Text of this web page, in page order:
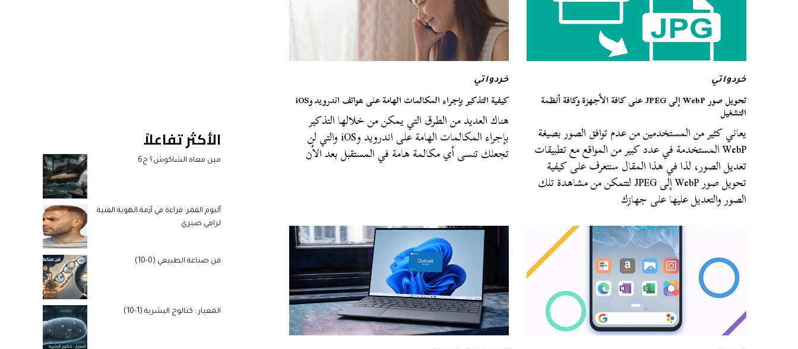
خردواتي
تحويل صور WebP إلى JPEG على كافة الأجهزة وكافة أنظمة
التشغيل
يعاني كثير من المستخدمين من عدم توافق الصور بصيغة
WebP المستخدمة في عدد كبير من المواقع مع تطبيقات
تعديل الصور، لذا في هذا المقال سنتعرف على كيفية
تحويل صور WebP إلى JPEG لتتمكن من مشاهدة تلك
الصور والتعديل عليها على جهازك
خردواتي
كيفية التذكير بإجراء المكالمات الهامة على هواتف اندرويد وiOS
هناك العديد من الطرق التي يمكن من خلالها التذكير
بإجراء المكالمات الهامة على اندرويد وiOS والتي لن
تجعلك تنسى أي مكالمة هامة في المستقبل بعد الأن
الأكثر تفاعلاً
مين معاه الشاكوش؟ ج6
ألبوم القمر: قراءة في أزمة الهوية الفنية
لرامي صبري
فن صناعة الطبيعي (0-10)
المعيار.. كتالوج البشرية (1-10)